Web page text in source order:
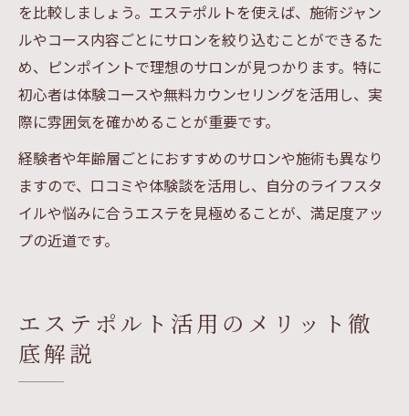
を比較しましょう。エステポルトを使えば、施術ジャン
ルやコース内容ごとにサロンを絞り込むことができるた
め、ピンポイントで理想のサロンが見つかります。特に
初心者は体験コースや無料カウンセリングを活用し、実
際に雰囲気を確かめることが重要です。
経験者や年齢層ごとにおすすめのサロンや施術も異なり
ますので、口コミや体験談を活用し、自分のライフスタ
イルや悩みに合うエステを見極めることが、満足度アッ
プの近道です。
エステポルト活用のメリット徹
底解説